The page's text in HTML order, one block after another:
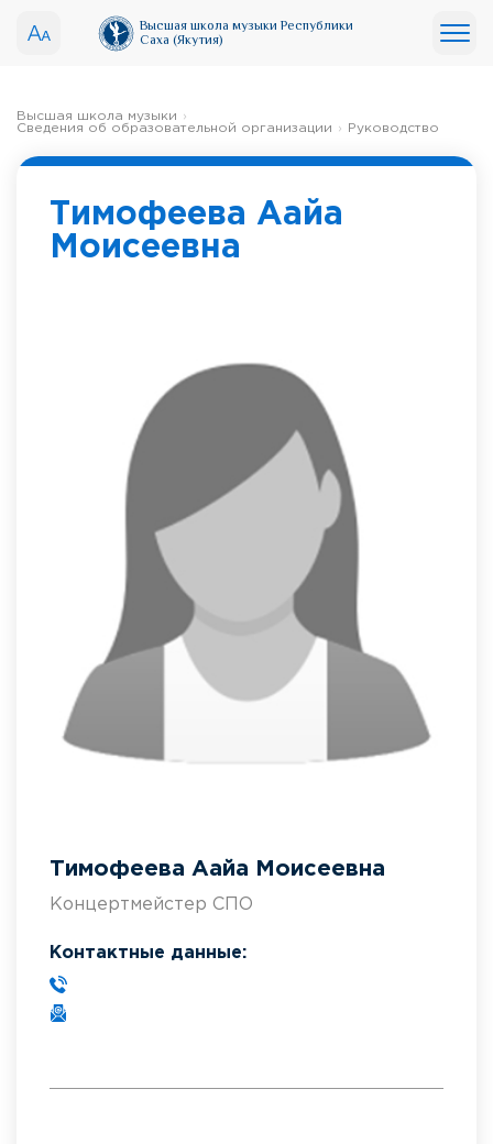
Высшая школа музыки Республики
Саха (Якутия)
Высшая школа музыки
Сведения об образовательной организации
Руководство
Тимофеева Аайа
Моисеевна
Тимофеева Аайа Моисеевна
Концертмейстер СПО
Контактные данные: